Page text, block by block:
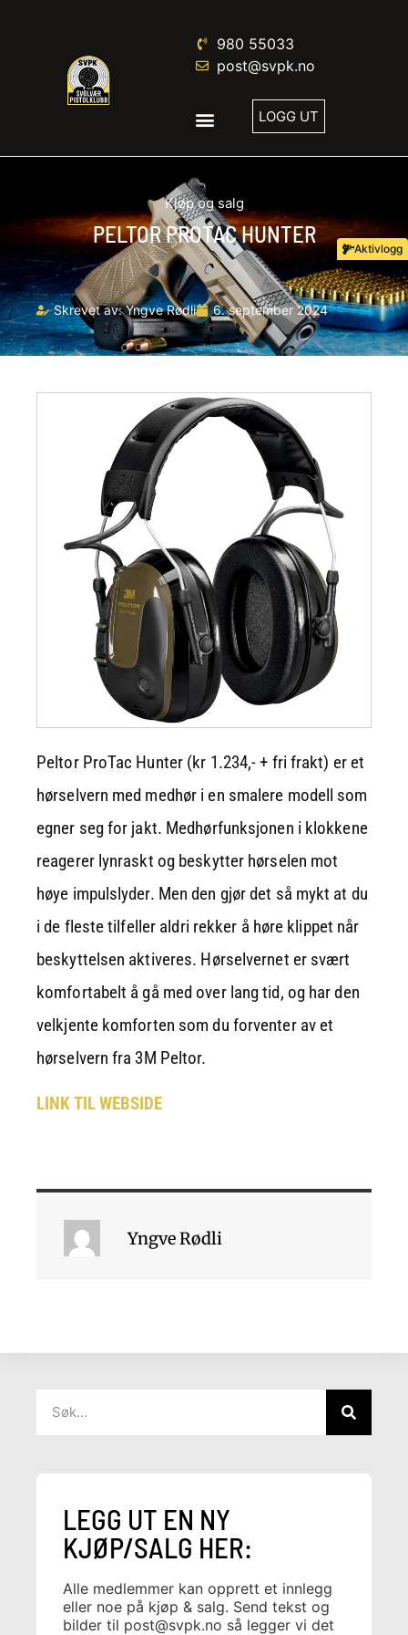
980 55033
post@svpk.no
LOGG UT
Aktivlogg
Kjøp og salg
PELTOR PROTAC HUNTER
Skrevet av:Yngve Rødli 6. september 2024
Peltor ProTac Hunter (kr 1.234,- + fri frakt) er et
hørselvern med medhør i en smalere modell som
egner seg for jakt. Medhørfunksjonen i klokkene
reagerer lynraskt og beskytter hørselen mot
høye impulslyder. Men den gjør det så mykt at du
i de fleste tilfeller aldri rekker å høre klippet når
beskyttelsen aktiveres. Hørselvernet er svært
komfortabelt å gå med over lang tid, og har den
velkjente komforten som du forventer av et
hørselvern fra 3M Peltor.
LINK TIL WEBSIDE
Yngve Rødli
LEGG UT EN NY
KJØP/SALG HER:
Alle medlemmer kan opprett et innlegg
eller noe på kjøp & salg. Send tekst og
bilder til post@svpk.no så legger vi det